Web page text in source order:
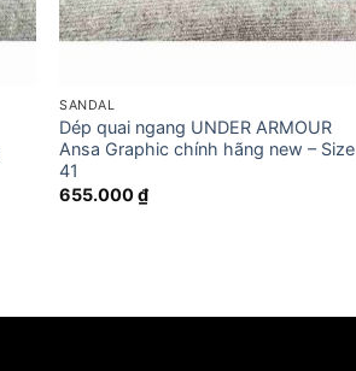
SANDAL
Dép quai ngang UNDER ARMOUR
Ansa Graphic chính hãng new – Size
41
655.000₫